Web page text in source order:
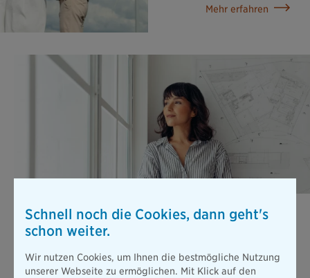
Mehr erfahren
Berufsunfähigkeits­versicherung
Stellen Sie sich vor, Sie können wegen einer Erkrankung oder
Absicherung ist dann viel zu gering, um Ihren bisherigen
Lebensstandard zu halten.
Schnell noch die Cookies, dann geht's
schon weiter.
Wir nutzen Cookies, um Ihnen die bestmögliche Nutzung
unserer Webseite zu ermöglichen. Mit Klick auf den